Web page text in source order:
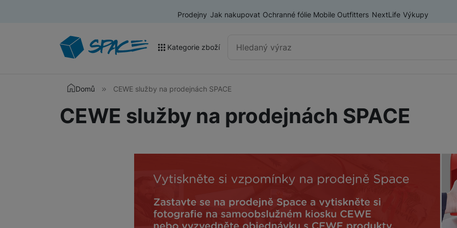
Prodejny Jak nakupovat Ochranné fólie Mobile Outfitters NextLife Výkupy
Vyhledávání
Kategorie zboží
Akce a výprodej
Nositelná elektronika
Televize
Audio
Domácí spotřebiče
Příslušenství
Nositelná elektronika
Domů CEWE služby na prodejnách SPACE
CEWE služby na prodejnách SPACE